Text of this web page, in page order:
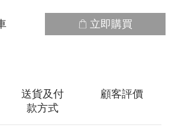
立即購買
送貨及付
款方式
顧客評價